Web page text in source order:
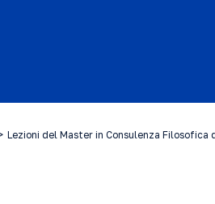
Lezioni del Master in Consulenza Filosofica